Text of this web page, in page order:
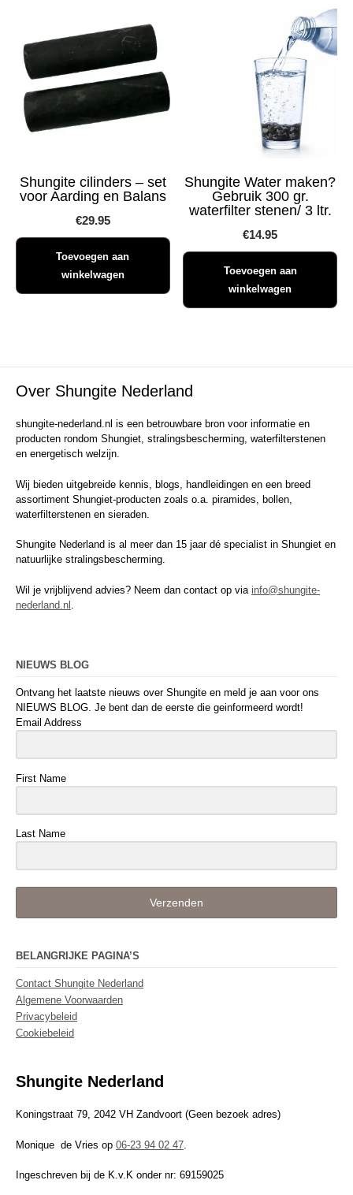
Shungite cilinders – set
voor Aarding en Balans
€29.95
Toevoegen aan
winkelwagen
Shungite Water maken?
Gebruik 300 gr.
waterfilter stenen/ 3 ltr.
€14.95
Toevoegen aan
winkelwagen
Over Shungite Nederland
shungite-nederland.nl is een betrouwbare bron voor informatie en
producten rondom Shungiet, stralingsbescherming, waterfilterstenen
en energetisch welzijn.
Wij bieden uitgebreide kennis, blogs, handleidingen en een breed
assortiment Shungiet-producten zoals o.a. piramides, bollen,
waterfilterstenen en sieraden.
Shungite Nederland is al meer dan 15 jaar dé specialist in Shungiet en
natuurlijke stralingsbescherming.
Wil je vrijblijvend advies? Neem dan contact op via info@shungite-
nederland.nl
NIEUWS BLOG
Ontvang het laatste nieuws over Shungite en meld je aan voor ons
NIEUWS BLOG. Je bent dan de eerste die geinformeerd wordt!
Email Address
First Name
Last Name
Verzenden
BELANGRIJKE PAGINA’S
Contact Shungite Nederland
Algemene Voorwaarden
Privacybeleid
Cookiebeleid
Shungite Nederland
Koningstraat 79, 2042 VH Zandvoort (Geen bezoek adres)
Monique de Vries op 06-23 94 02 47
Ingeschreven bij de K.v.K onder nr: 69159025